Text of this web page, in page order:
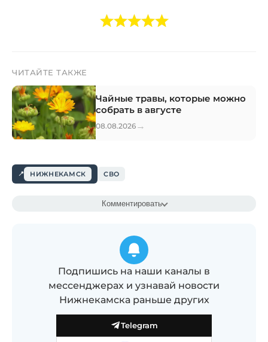
ЧИТАЙТЕ ТАКЖЕ
Чайные травы, которые можно
собрать в августе
08.08.2026 →
НИЖНЕКАМСК СВО
Комментировать
Подпишись на наши каналы в
мессенджерах и узнавай новости
Нижнекамска раньше других
Telegram